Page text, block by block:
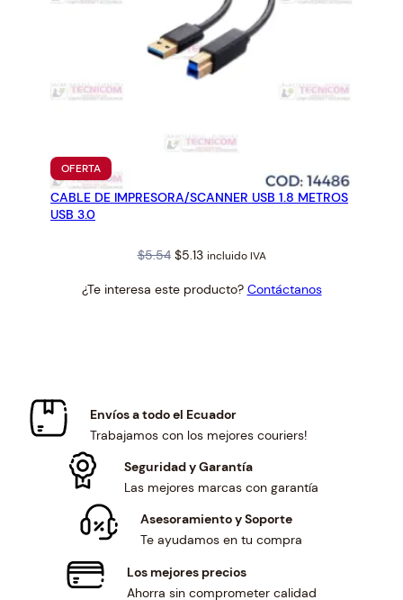
OFERTAPRODUCTO
EN
OFERTA
CABLE DE IMPRESORA/SCANNER USB 1.8 METROS
USB 3.0
$5.54 Original
was:
$5.13Current
is:
incluido IVA
¿Te interesa este producto? Contáctanos
Envíos a todo el Ecuador
Trabajamos con los mejores couriers!
Seguridad y Garantía
Las mejores marcas con garantía
Asesoramiento y Soporte
Te ayudamos en tu compra
Los mejores precios
Ahorra sin comprometer calidad